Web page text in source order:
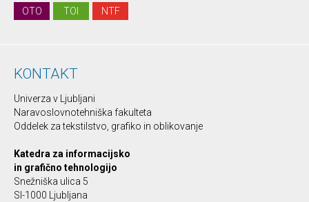
OTO
TOI NTF
KONTAKT
Univerza v Ljubljani
Naravoslovnotehniška fakulteta
Oddelek za tekstilstvo, grafiko in oblikovanje
Katedra za informacijsko
in grafično tehnologijo
Snežniška ulica 5
SI-1000 Ljubljana